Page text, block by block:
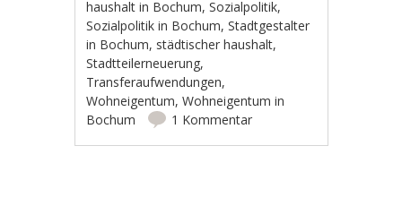
haushalt in Bochum,Sozialpolitik,
Sozialpolitik in Bochum,Stadtgestalter
in Bochum, städtischer haushalt,
Stadtteilerneuerung,
Transferaufwendungen,
Wohneigentum,Wohneigentum in
Bochum
1 Kommentar